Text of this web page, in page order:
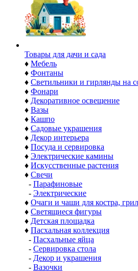
Товары для дачи и сада
♦ Мебель
♦ Фонтаны
♦ Светильники и гирлянды на
♦ Фонари
♦ Декоративное освещение
♦ Вазы
♦ Кашпо
♦ Садовые украшения
♦ Декор интерьера
♦ Посуда и сервировка
♦ Электрические камины
♦ Искусственные растения
♦ Свечи
- Парафиновые
- Электрические
♦ Очаги и чаши для костра,
♦ Светящиеся фигуры
♦ Детская площадка
♦ Пасхальная коллекция
- Пасхальные яйца
- Сервировка стола
- Декор и украшения
- Вазочки